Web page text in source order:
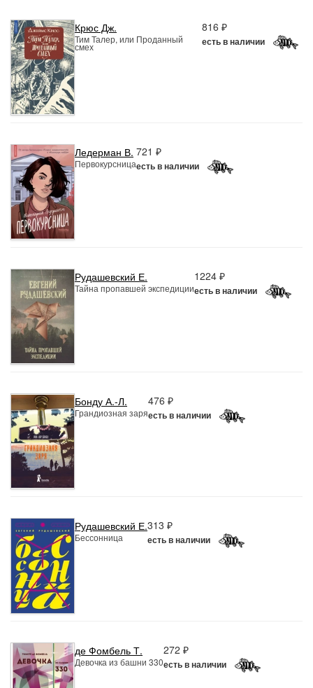
Крюс Дж.
Тим Талер, или Проданный
смех
816 ₽
есть в наличии
Ледерман В.
Первокурсница
721 ₽
есть в наличии
Рудашевский Е.
Тайна пропавшей экспедиции
1224 ₽
есть в наличии
Бонду А.-Л.
Грандиозная заря
476 ₽
есть в наличии
Рудашевский Е.
Бессонница
313 ₽
есть в наличии
де Фомбель Т.
Девочка из башни 330
272 ₽
есть в наличии